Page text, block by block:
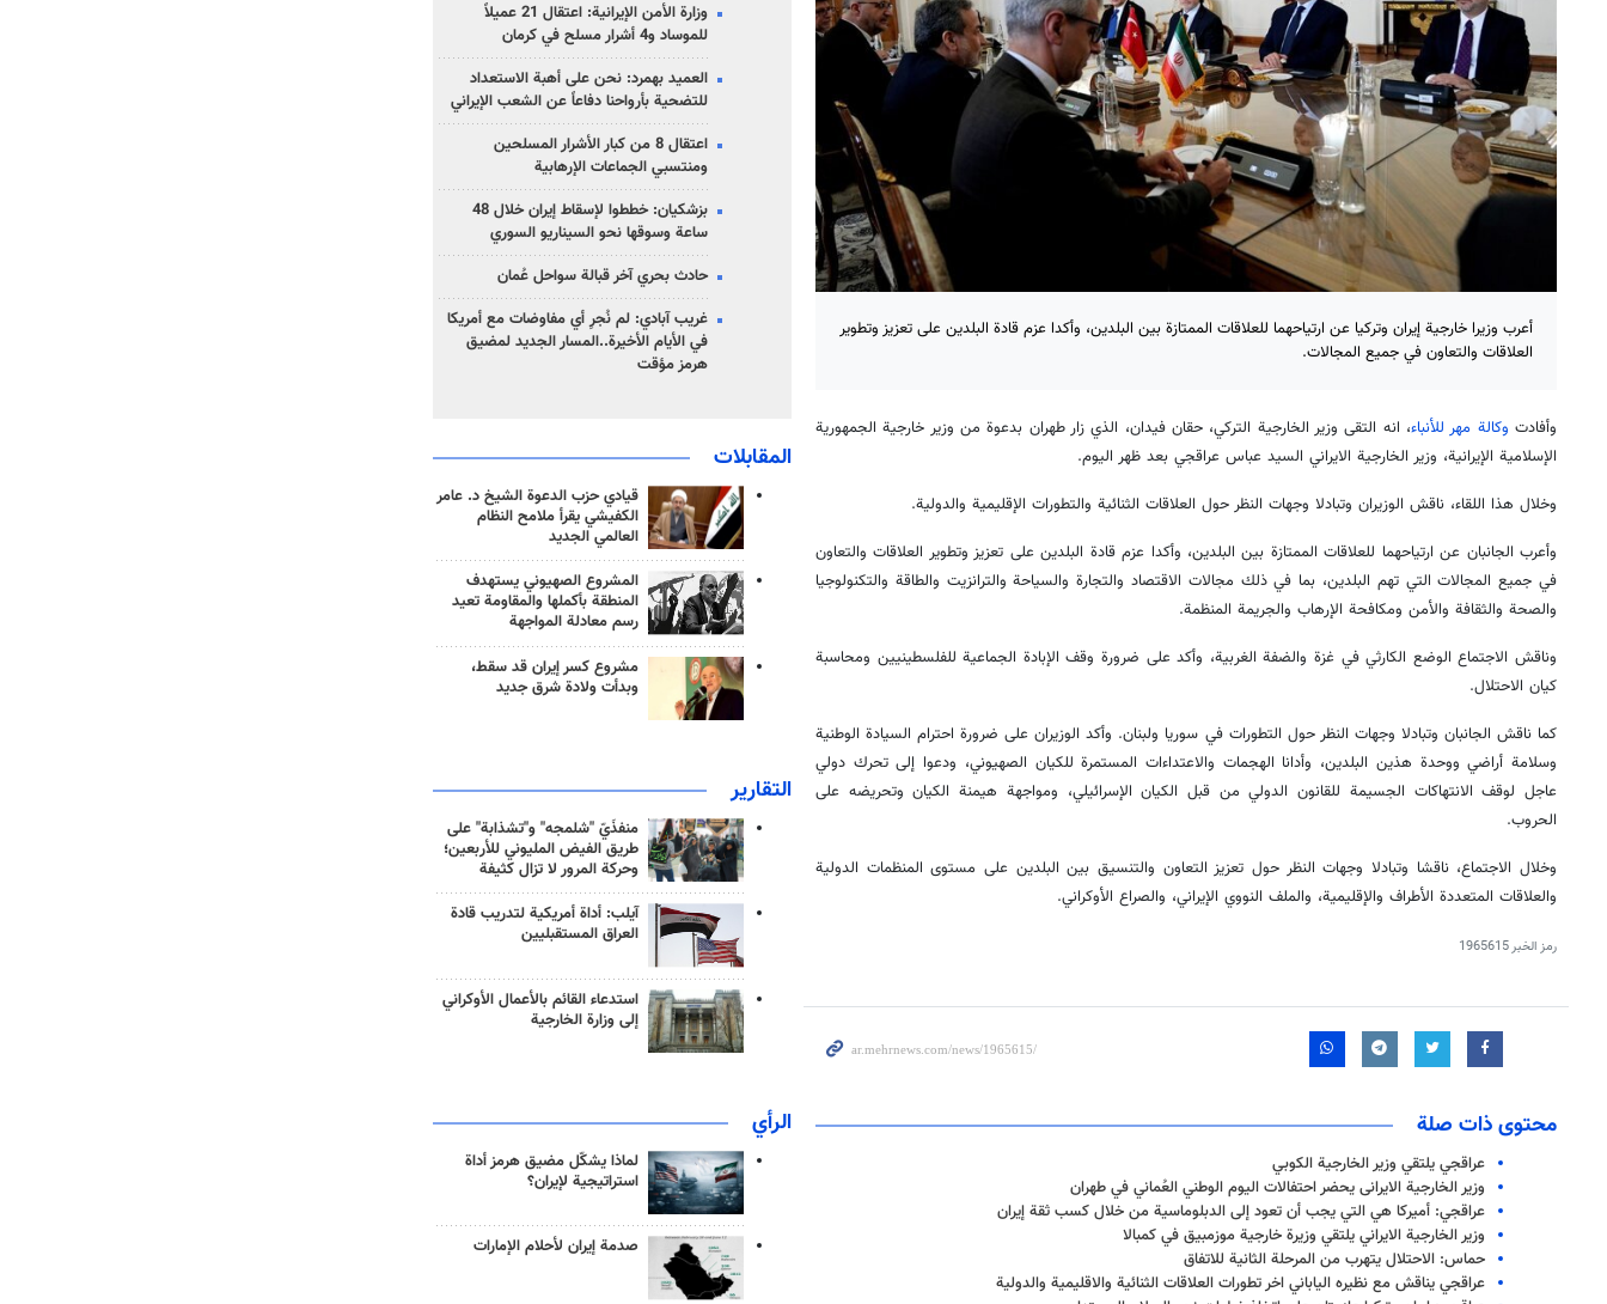
أعرب وزيرا خارجية إيران وتركيا عن ارتياحهما للعلاقات الممتازة بين البلدين، وأكدا عزم قادة البلدين على تعزيز وتطوير
العلاقات والتعاون في جميع المجالات.
وأفادت وكالة مهر للأنباء، انه التقى وزير الخارجية التركي، حقان فيدان، الذي زار طهران بدعوة من وزير خارجية الجمهورية
الإسلامية الإيرانية، وزير الخارجية الايراني السيد عباس عراقجي بعد ظهر اليوم.
وخلال هذا اللقاء، ناقش الوزيران وتبادلا وجهات النظر حول العلاقات الثنائية والتطورات الإقليمية والدولية.
وأعرب الجانبان عن ارتياحهما للعلاقات الممتازة بين البلدين، وأكدا عزم قادة البلدين على تعزيز وتطوير العلاقات والتعاون
في جميع المجالات التي تهم البلدين، بما في ذلك مجالات الاقتصاد والتجارة والسياحة والترانزيت والطاقة والتكنولوجيا
والصحة والثقافة والأمن ومكافحة الإرهاب والجريمة المنظمة.
وناقش الاجتماع الوضع الكارثي في غزة والضفة الغربية، وأكد على ضرورة وقف الإبادة الجماعية للفلسطينيين ومحاسبة
كيان الاحتلال.
كما ناقش الجانبان وتبادلا وجهات النظر حول التطورات في سوريا ولبنان. وأكد الوزيران على ضرورة احترام السيادة الوطنية
وسلامة أراضي ووحدة هذين البلدين، وأدانا الهجمات والاعتداءات المستمرة للكيان الصهيوني، ودعوا إلى تحرك دولي
عاجل لوقف الانتهاكات الجسيمة للقانون الدولي من قبل الكيان الإسرائيلي، ومواجهة هيمنة الكيان وتحريضه على
الحروب.
وخلال الاجتماع، ناقشا وتبادلا وجهات النظر حول تعزيز التعاون والتنسيق بين البلدين على مستوى المنظمات الدولية
والعلاقات المتعددة الأطراف والإقليمية، والملف النووي الإيراني، والصراع الأوكراني.
رمز الخبر1965615
محتوى ذات صلة
عراقجي يلتقي وزير الخارجية الكوبي
وزير الخارجية الایرانی يحضر احتفالات اليوم الوطني العُماني في طهران
عراقجي: أميركا هي التي يجب أن تعود إلى الدبلوماسية من خلال كسب ثقة إيران
وزير الخارجية الايراني يلتقي وزيرة خارجية موزمبيق في كمبالا
حماس: الاحتلال يتهرب من المرحلة الثانية للاتفاق
عراقجي يناقش مع نظيره الياباني اخر تطورات العلاقات الثنائية والاقليمية والدولية
وزارة الأمن الإيرانية: اعتقال 21 عميلاً
للموساد و4 أشرار مسلح في كرمان
العميد بهمرد: نحن على أهبة الاستعداد
للتضحية بأرواحنا دفاعاً عن الشعب الإيراني
اعتقال 8 من كبار الأشرار المسلحين
ومنتسبي الجماعات الإرهابية
بزشكيان: خططوا لإسقاط إيران خلال 48
ساعة وسوقها نحو السيناريو السوري
حادث بحري آخر قبالة سواحل عُمان
غريب آبادي: لم نُجرِ أي مفاوضات مع أمريكا
في الأيام الأخيرة..المسار الجديد لمضيق
هرمز مؤقت
المقابلات
قيادي حزب الدعوة الشيخ د. عامر
الكفيشي يقرأ ملامح النظام
العالمي الجديد
المشروع الصهيوني يستهدف
المنطقة بأكملها والمقاومة تعيد
رسم معادلة المواجهة
مشروع كسر إيران قد سقط،
وبدأت ولادة شرق جديد
التقارير
منفذَيّ "شلمجه" و"تشذابة" على
طريق الفيض المليوني للأربعين؛
وحركة المرور لا تزال كثيفة
آيلب: أداة أمريكية لتدريب قادة
العراق المستقبليين
استدعاء القائم بالأعمال الأوكراني
إلى وزارة الخارجية
الرأي
لماذا يشكّل مضيق هرمز أداة
استراتيجية لإيران؟
صدمة إيران لأحلام الإمارات